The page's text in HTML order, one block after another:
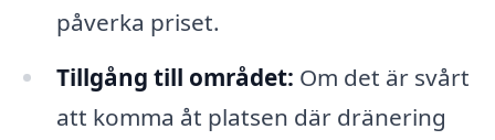
påverka priset.
Tillgång till området: Om det är svårt
att komma åt platsen där dränering